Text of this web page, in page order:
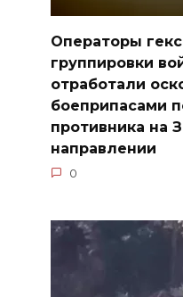
Операторы
группировки
отработали
боеприпасами
противника на
направлении
0